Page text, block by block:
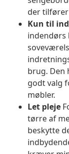
der
Kun til
indendørs
brug.
godt valg
møbler.
Let pleje
tørre af
beskytte